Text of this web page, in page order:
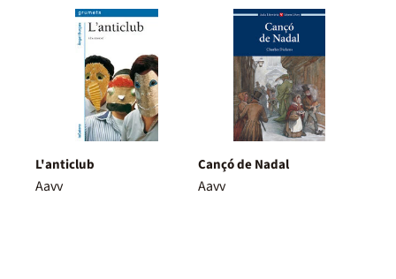
L'anticlub
Aavv
Cançó de Nadal
Aavv